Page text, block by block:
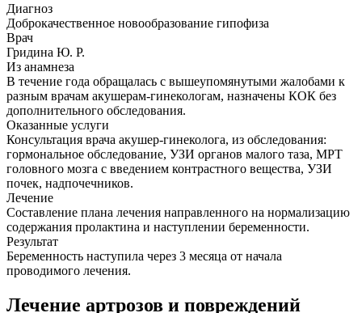
Диагноз
Доброкачественное новообразование гипофиза
Врач
Гридина Ю. Р.
Из анамнеза
В течение года обращалась с вышеупомянутыми жалобами к
разным врачам акушерам-гинекологам, назначены КОК без
дополнительного обследования.
Оказанные услуги
Консультация врача акушер-гинеколога, из обследования:
гормональное обследование, УЗИ органов малого таза, МРТ
головного мозга с введением контрастного вещества, УЗИ
почек, надпочечников.
Лечение
Составление плана лечения направленного на нормализацию
содержания пролактина и наступлении беременности.
Результат
Беременность наступила через 3 месяца от начала
проводимого лечения.
Лечение артрозов и повреждений